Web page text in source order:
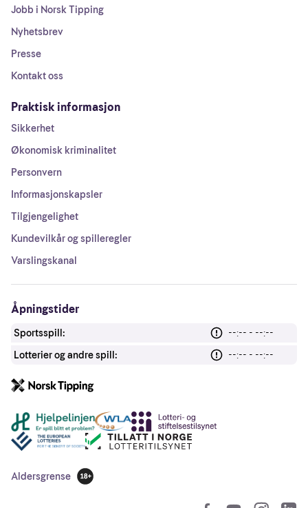
Jobb i Norsk Tipping
Nyhetsbrev
Presse
Kontakt oss
Praktisk informasjon
Sikkerhet
Økonomisk kriminalitet
Personvern
Informasjonskapsler
Tilgjengelighet
Kundevilkår og spilleregler
Varslingskanal
Åpningstider
Sportsspill:
--:-- - --:--
Lotterier og andre spill:
--:-- - --:--
Andre lenker
Aldersgrense
18 år